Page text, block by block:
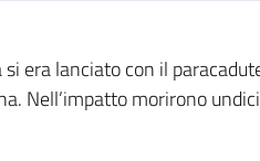
era lanciato con il
Nell’impatto morirono